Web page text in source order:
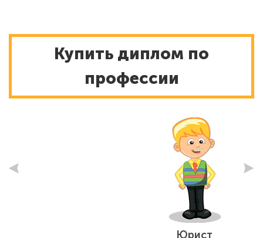
Купить диплом по
профессии